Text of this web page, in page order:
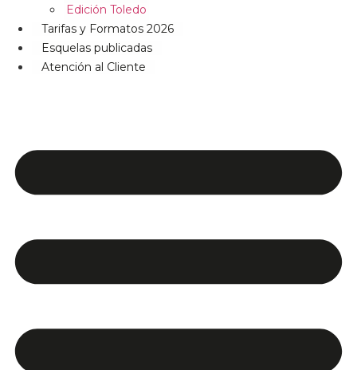
Edición Toledo
Tarifas y Formatos 2026
Esquelas publicadas
Atención al Cliente